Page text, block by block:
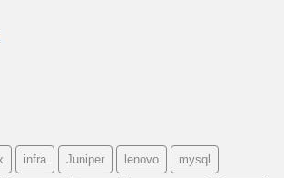
infra Juniper lenovo mysql